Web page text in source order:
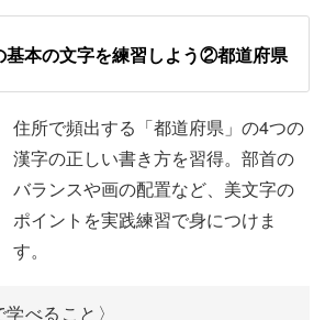
、ひらがな・カタカナが加わると、全
も少し大変です。
含む住所は、全体をバランスよく書く
ることもポイントのひとつ。
いて 02:51
03:52
プ 05:03
基本の文字を練習しよう②都道府県
住所で頻出する「都道府県」の4つの
漢字の正しい書き方を習得。部首の
バランスや画の配置など、美文字の
ポイントを実践練習で身につけま
す。
べること〉